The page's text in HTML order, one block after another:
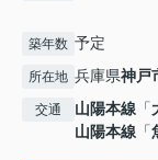
築年数 予定
所在地 兵庫県神戸
交通 山陽本線 「
山陽本線 「